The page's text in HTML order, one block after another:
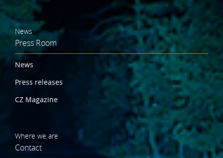
News
Press Room
News
Press releases
CZ Magazine
Where we are
Contact